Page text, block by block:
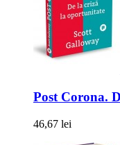
Post Corona.
46,67 lei